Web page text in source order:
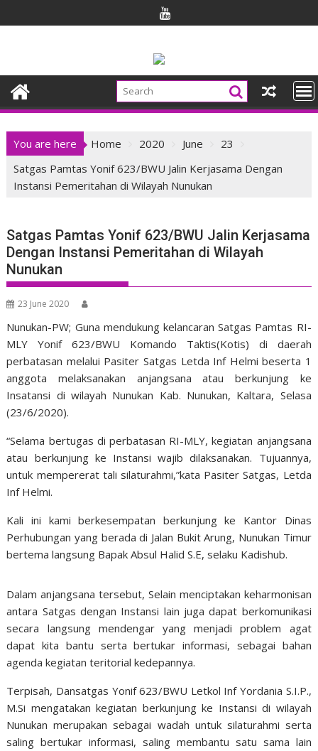
to
You are here Home 2020 June
23
Satgas Pamtas Yonif 623/BWU Jalin Kerjasama Dengan
Instansi Pemeritahan di Wilayah Nunukan
Satgas Pamtas Yonif 623/BWU Jalin Kerjasama
Dengan Instansi Pemeritahan di Wilayah
Nunukan
23 June 2020
Nunukan-PW; Guna mendukung kelancaran Satgas Pamtas RI-
MLY Yonif 623/BWU Komando Taktis(Kotis) di daerah
perbatasan melalui Pasiter Satgas Letda Inf Helmi beserta 1
anggota melaksanakan anjangsana atau berkunjung ke
Insatansi di wilayah Nunukan Kab. Nunukan, Kaltara, Selasa
(23/6/2020).
“Selama bertugas di perbatasan RI-MLY, kegiatan anjangsana
atau berkunjung ke Instansi wajib dilaksanakan. Tujuannya,
untuk mempererat tali silaturahmi,”kata Pasiter Satgas, Letda
Inf Helmi.
Kali ini kami berkesempatan berkunjung ke Kantor Dinas
Perhubungan yang berada di Jalan Bukit Arung, Nunukan Timur
bertema langsung Bapak Absul Halid S.E, selaku Kadishub.
Dalam anjangsana tersebut, Selain menciptakan keharmonisan
antara Satgas dengan Instansi lain juga dapat berkomunikasi
secara langsung mendengar yang menjadi problem agat
dapat kita bantu serta bertukar informasi, sebagai bahan
agenda kegiatan teritorial kedepannya.
Terpisah, Dansatgas Yonif 623/BWU Letkol Inf Yordania S.I.P.,
M.Si mengatakan kegiatan berkunjung ke Instansi di wilayah
Nunukan merupakan sebagai wadah untuk silaturahmi serta
saling bertukar informasi, saling membantu satu sama lain